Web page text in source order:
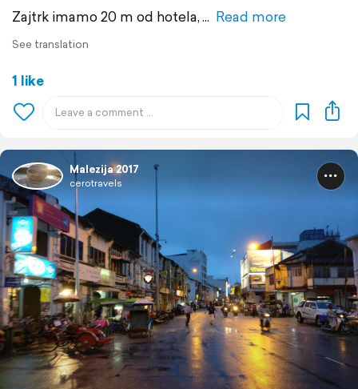
Zajtrk imamo 20 m od hotela,
Read more
See translation
1 like
Malezija 2017
cerotravels